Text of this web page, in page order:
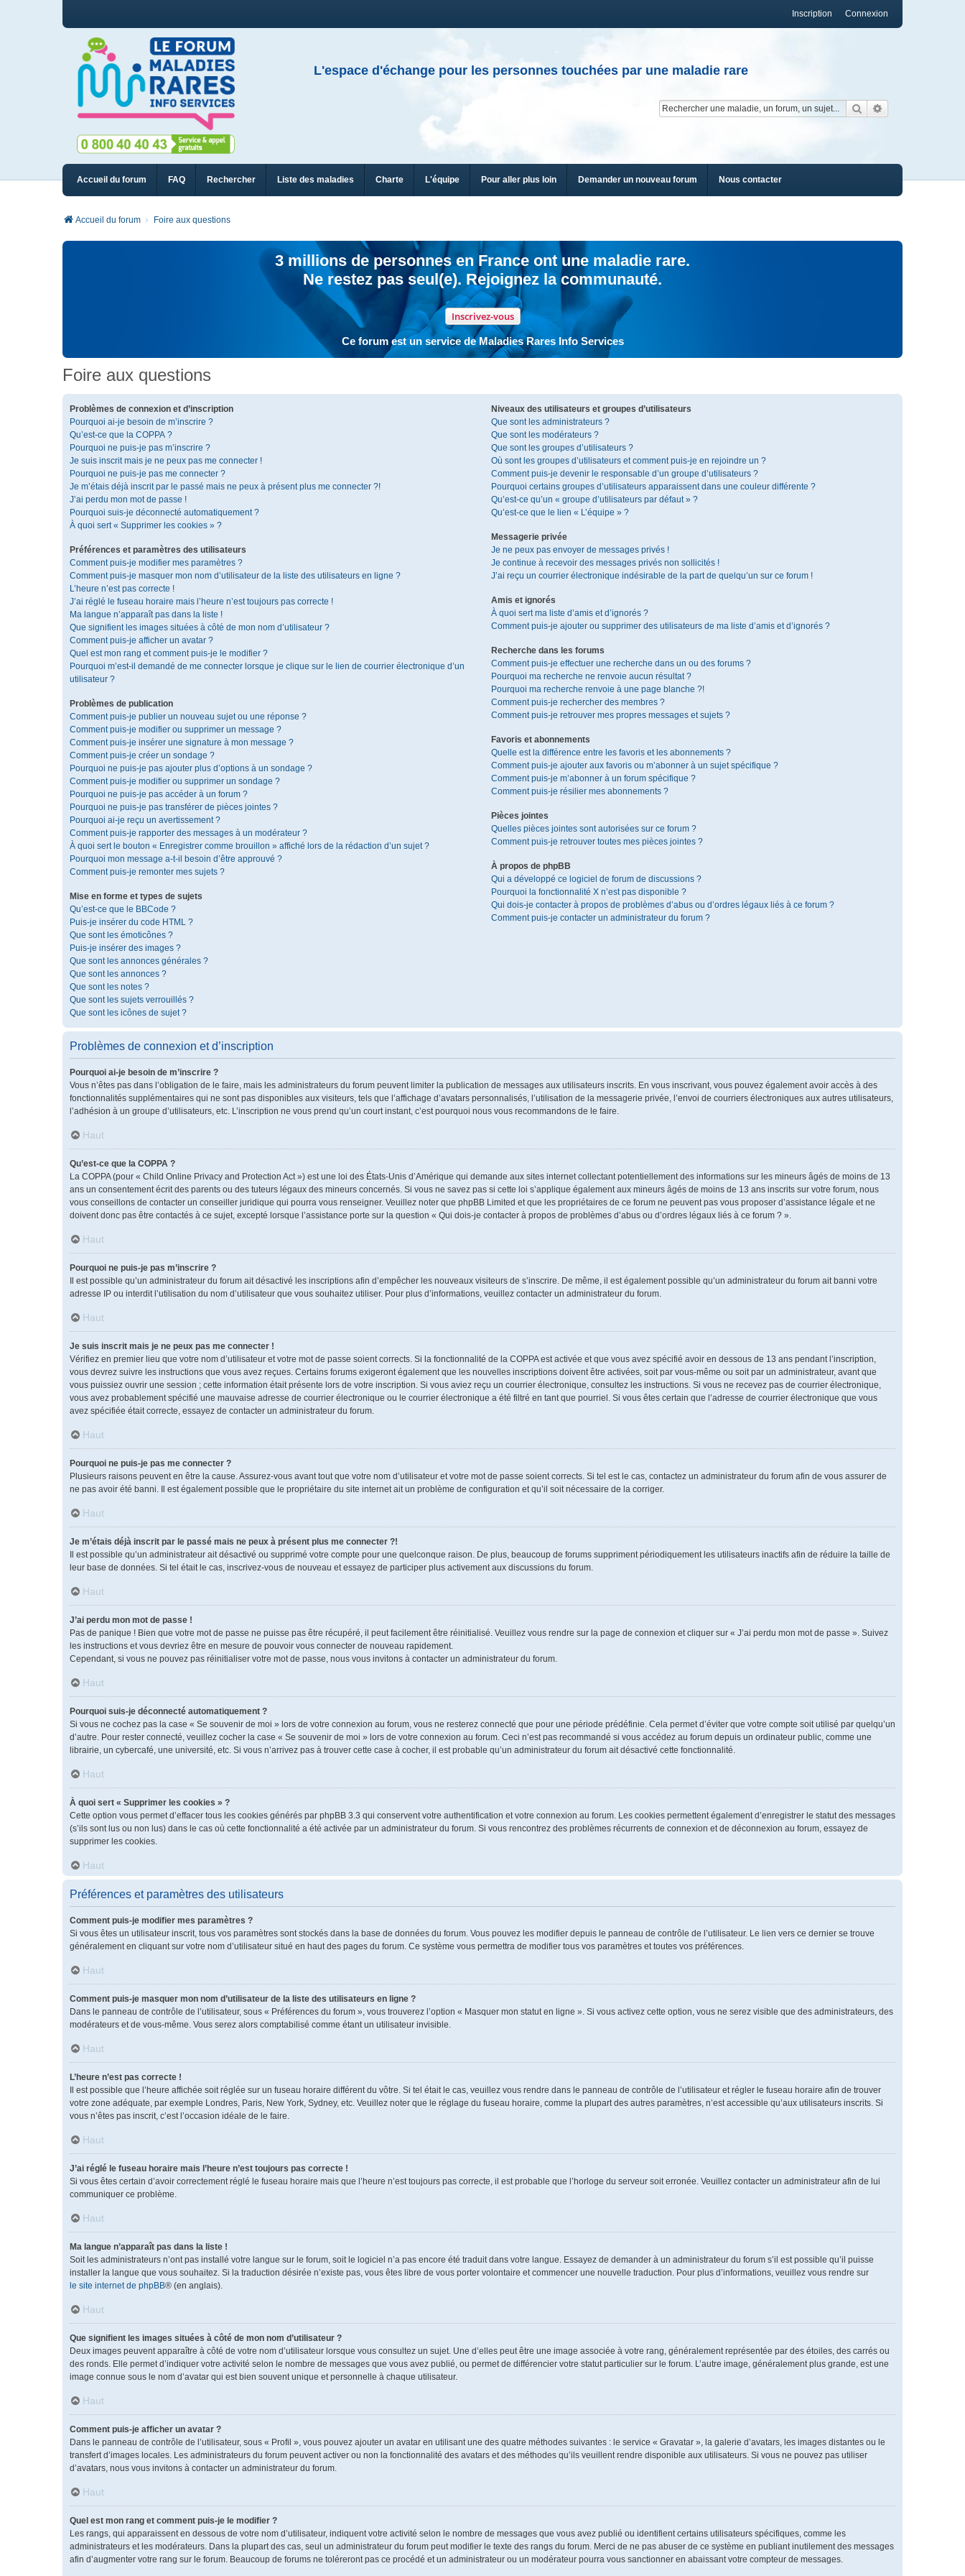
Connexion
Inscription
L'espace d'échange pour les personnes touchées par une maladie rare
Rechercher
Accueil du forum FAQ Rechercher Liste des maladies Charte L'équipe Pour aller plus loin Demander un nouveau forum Nous contacter
Accueil du forum Foire aux questions
3 millions de personnes en France ont une maladie rare.
Ne restez pas seul(e). Rejoignez la communauté.
Inscrivez-vous
Ce forum est un service de Maladies Rares Info Services
Foire aux questions
Problèmes de connexion et d’inscription
Pourquoi ai-je besoin de m’inscrire ?
Qu’est-ce que la COPPA ?
Pourquoi ne puis-je pas m’inscrire ?
Je suis inscrit mais je ne peux pas me connecter !
Pourquoi ne puis-je pas me connecter ?
Je m’étais déjà inscrit par le passé mais ne peux à présent plus me connecter ?!
J’ai perdu mon mot de passe !
Pourquoi suis-je déconnecté automatiquement ?
À quoi sert « Supprimer les cookies » ?
Préférences et paramètres des utilisateurs
Comment puis-je modifier mes paramètres ?
Comment puis-je masquer mon nom d’utilisateur de la liste des utilisateurs en ligne ?
L’heure n’est pas correcte !
J’ai réglé le fuseau horaire mais l’heure n’est toujours pas correcte !
Ma langue n’apparaît pas dans la liste !
Que signifient les images situées à côté de mon nom d’utilisateur ?
Comment puis-je afficher un avatar ?
Quel est mon rang et comment puis-je le modifier ?
Pourquoi m’est-il demandé de me connecter lorsque je clique sur le lien de courrier électronique d’un
utilisateur ?
Problèmes de publication
Comment puis-je publier un nouveau sujet ou une réponse ?
Comment puis-je modifier ou supprimer un message ?
Comment puis-je insérer une signature à mon message ?
Comment puis-je créer un sondage ?
Pourquoi ne puis-je pas ajouter plus d’options à un sondage ?
Comment puis-je modifier ou supprimer un sondage ?
Pourquoi ne puis-je pas accéder à un forum ?
Pourquoi ne puis-je pas transférer de pièces jointes ?
Pourquoi ai-je reçu un avertissement ?
Comment puis-je rapporter des messages à un modérateur ?
À quoi sert le bouton « Enregistrer comme brouillon » affiché lors de la rédaction d’un sujet ?
Pourquoi mon message a-t-il besoin d’être approuvé ?
Comment puis-je remonter mes sujets ?
Mise en forme et types de sujets
Qu’est-ce que le BBCode ?
Puis-je insérer du code HTML ?
Que sont les émoticônes ?
Puis-je insérer des images ?
Que sont les annonces générales ?
Que sont les annonces ?
Que sont les notes ?
Que sont les sujets verrouillés ?
Que sont les icônes de sujet ?
Niveaux des utilisateurs et groupes d’utilisateurs
Que sont les administrateurs ?
Que sont les modérateurs ?
Que sont les groupes d’utilisateurs ?
Où sont les groupes d’utilisateurs et comment puis-je en rejoindre un ?
Comment puis-je devenir le responsable d’un groupe d’utilisateurs ?
Pourquoi certains groupes d’utilisateurs apparaissent dans une couleur différente ?
Qu’est-ce qu’un « groupe d’utilisateurs par défaut » ?
Qu’est-ce que le lien « L’équipe » ?
Messagerie privée
Je ne peux pas envoyer de messages privés !
Je continue à recevoir des messages privés non sollicités !
J’ai reçu un courrier électronique indésirable de la part de quelqu’un sur ce forum !
Amis et ignorés
À quoi sert ma liste d’amis et d’ignorés ?
Comment puis-je ajouter ou supprimer des utilisateurs de ma liste d’amis et d’ignorés ?
Recherche dans les forums
Comment puis-je effectuer une recherche dans un ou des forums ?
Pourquoi ma recherche ne renvoie aucun résultat ?
Pourquoi ma recherche renvoie à une page blanche ?!
Comment puis-je rechercher des membres ?
Comment puis-je retrouver mes propres messages et sujets ?
Favoris et abonnements
Quelle est la différence entre les favoris et les abonnements ?
Comment puis-je ajouter aux favoris ou m’abonner à un sujet spécifique ?
Comment puis-je m’abonner à un forum spécifique ?
Comment puis-je résilier mes abonnements ?
Pièces jointes
Quelles pièces jointes sont autorisées sur ce forum ?
Comment puis-je retrouver toutes mes pièces jointes ?
À propos de phpBB
Qui a développé ce logiciel de forum de discussions ?
Pourquoi la fonctionnalité X n’est pas disponible ?
Qui dois-je contacter à propos de problèmes d’abus ou d’ordres légaux liés à ce forum ?
Comment puis-je contacter un administrateur du forum ?
Problèmes de connexion et d’inscription
Pourquoi ai-je besoin de m’inscrire ?
Vous n’êtes pas dans l’obligation de le faire, mais les administrateurs du forum peuvent limiter la publication de messages aux utilisateurs inscrits. En vous inscrivant, vous pouvez également avoir accès à des
fonctionnalités supplémentaires qui ne sont pas disponibles aux visiteurs, tels que l’affichage d’avatars personnalisés, l’utilisation de la messagerie privée, l’envoi de courriers électroniques aux autres utilisateurs,
l’adhésion à un groupe d’utilisateurs, etc. L’inscription ne vous prend qu’un court instant, c’est pourquoi nous vous recommandons de le faire.
Haut
Qu’est-ce que la COPPA ?
La COPPA (pour « Child Online Privacy and Protection Act ») est une loi des États-Unis d’Amérique qui demande aux sites internet collectant potentiellement des informations sur les mineurs âgés de moins de 13
ans un consentement écrit des parents ou des tuteurs légaux des mineurs concernés. Si vous ne savez pas si cette loi s’applique également aux mineurs âgés de moins de 13 ans inscrits sur votre forum, nous
vous conseillons de contacter un conseiller juridique qui pourra vous renseigner. Veuillez noter que phpBB Limited et que les propriétaires de ce forum ne peuvent pas vous proposer d’assistance légale et ne
doivent donc pas être contactés à ce sujet, excepté lorsque l’assistance porte sur la question « Qui dois-je contacter à propos de problèmes d’abus ou d’ordres légaux liés à ce forum ? ».
Haut
Pourquoi ne puis-je pas m’inscrire ?
Il est possible qu’un administrateur du forum ait désactivé les inscriptions afin d’empêcher les nouveaux visiteurs de s’inscrire. De même, il est également possible qu’un administrateur du forum ait banni votre
adresse IP ou interdit l’utilisation du nom d’utilisateur que vous souhaitez utiliser. Pour plus d’informations, veuillez contacter un administrateur du forum.
Haut
Je suis inscrit mais je ne peux pas me connecter !
Vérifiez en premier lieu que votre nom d’utilisateur et votre mot de passe soient corrects. Si la fonctionnalité de la COPPA est activée et que vous avez spécifié avoir en dessous de 13 ans pendant l’inscription,
vous devrez suivre les instructions que vous avez reçues. Certains forums exigeront également que les nouvelles inscriptions doivent être activées, soit par vous-même ou soit par un administrateur, avant que
vous puissiez ouvrir une session ; cette information était présente lors de votre inscription. Si vous aviez reçu un courrier électronique, consultez les instructions. Si vous ne recevez pas de courrier électronique,
vous avez probablement spécifié une mauvaise adresse de courrier électronique ou le courrier électronique a été filtré en tant que pourriel. Si vous êtes certain que l’adresse de courrier électronique que vous
avez spécifiée était correcte, essayez de contacter un administrateur du forum.
Haut
Pourquoi ne puis-je pas me connecter ?
Plusieurs raisons peuvent en être la cause. Assurez-vous avant tout que votre nom d’utilisateur et votre mot de passe soient corrects. Si tel est le cas, contactez un administrateur du forum afin de vous assurer de
ne pas avoir été banni. Il est également possible que le propriétaire du site internet ait un problème de configuration et qu’il soit nécessaire de la corriger.
Haut
Je m’étais déjà inscrit par le passé mais ne peux à présent plus me connecter ?!
Il est possible qu’un administrateur ait désactivé ou supprimé votre compte pour une quelconque raison. De plus, beaucoup de forums suppriment périodiquement les utilisateurs inactifs afin de réduire la taille de
leur base de données. Si tel était le cas, inscrivez-vous de nouveau et essayez de participer plus activement aux discussions du forum.
Haut
J’ai perdu mon mot de passe !
Pas de panique ! Bien que votre mot de passe ne puisse pas être récupéré, il peut facilement être réinitialisé. Veuillez vous rendre sur la page de connexion et cliquer sur « J’ai perdu mon mot de passe ». Suivez
les instructions et vous devriez être en mesure de pouvoir vous connecter de nouveau rapidement.
Cependant, si vous ne pouvez pas réinitialiser votre mot de passe, nous vous invitons à contacter un administrateur du forum.
Haut
Pourquoi suis-je déconnecté automatiquement ?
Si vous ne cochez pas la case « Se souvenir de moi » lors de votre connexion au forum, vous ne resterez connecté que pour une période prédéfinie. Cela permet d’éviter que votre compte soit utilisé par quelqu’un
d’autre. Pour rester connecté, veuillez cocher la case « Se souvenir de moi » lors de votre connexion au forum. Ceci n’est pas recommandé si vous accédez au forum depuis un ordinateur public, comme une
librairie, un cybercafé, une université, etc. Si vous n’arrivez pas à trouver cette case à cocher, il est probable qu’un administrateur du forum ait désactivé cette fonctionnalité.
Haut
À quoi sert « Supprimer les cookies » ?
Cette option vous permet d’effacer tous les cookies générés par phpBB 3.3 qui conservent votre authentification et votre connexion au forum. Les cookies permettent également d’enregistrer le statut des messages
(s’ils sont lus ou non lus) dans le cas où cette fonctionnalité a été activée par un administrateur du forum. Si vous rencontrez des problèmes récurrents de connexion et de déconnexion au forum, essayez de
supprimer les cookies.
Haut
Préférences et paramètres des utilisateurs
Comment puis-je modifier mes paramètres ?
Si vous êtes un utilisateur inscrit, tous vos paramètres sont stockés dans la base de données du forum. Vous pouvez les modifier depuis le panneau de contrôle de l’utilisateur. Le lien vers ce dernier se trouve
généralement en cliquant sur votre nom d’utilisateur situé en haut des pages du forum. Ce système vous permettra de modifier tous vos paramètres et toutes vos préférences.
Haut
Comment puis-je masquer mon nom d’utilisateur de la liste des utilisateurs en ligne ?
Dans le panneau de contrôle de l’utilisateur, sous « Préférences du forum », vous trouverez l’option « Masquer mon statut en ligne ». Si vous activez cette option, vous ne serez visible que des administrateurs, des
modérateurs et de vous-même. Vous serez alors comptabilisé comme étant un utilisateur invisible.
Haut
L’heure n’est pas correcte !
Il est possible que l’heure affichée soit réglée sur un fuseau horaire différent du vôtre. Si tel était le cas, veuillez vous rendre dans le panneau de contrôle de l’utilisateur et régler le fuseau horaire afin de trouver
votre zone adéquate, par exemple Londres, Paris, New York, Sydney, etc. Veuillez noter que le réglage du fuseau horaire, comme la plupart des autres paramètres, n’est accessible qu’aux utilisateurs inscrits. Si
vous n’êtes pas inscrit, c’est l’occasion idéale de le faire.
Haut
J’ai réglé le fuseau horaire mais l’heure n’est toujours pas correcte !
Si vous êtes certain d’avoir correctement réglé le fuseau horaire mais que l’heure n’est toujours pas correcte, il est probable que l’horloge du serveur soit erronée. Veuillez contacter un administrateur afin de lui
communiquer ce problème.
Haut
Ma langue n’apparaît pas dans la liste !
Soit les administrateurs n’ont pas installé votre langue sur le forum, soit le logiciel n’a pas encore été traduit dans votre langue. Essayez de demander à un administrateur du forum s’il est possible qu’il puisse
installer la langue que vous souhaitez. Si la traduction désirée n’existe pas, vous êtes libre de vous porter volontaire et commencer une nouvelle traduction. Pour plus d’informations, veuillez vous rendre sur
le site internet de phpBB® (en anglais).
Haut
Que signifient les images situées à côté de mon nom d’utilisateur ?
Deux images peuvent apparaître à côté de votre nom d’utilisateur lorsque vous consultez un sujet. Une d’elles peut être une image associée à votre rang, généralement représentée par des étoiles, des carrés ou
des ronds. Elle permet d’indiquer votre activité selon le nombre de messages que vous avez publié, ou permet de différencier votre statut particulier sur le forum. L’autre image, généralement plus grande, est une
image connue sous le nom d’avatar qui est bien souvent unique et personnelle à chaque utilisateur.
Haut
Comment puis-je afficher un avatar ?
Dans le panneau de contrôle de l’utilisateur, sous « Profil », vous pouvez ajouter un avatar en utilisant une des quatre méthodes suivantes : le service « Gravatar », la galerie d’avatars, les images distantes ou le
transfert d’images locales. Les administrateurs du forum peuvent activer ou non la fonctionnalité des avatars et des méthodes qu’ils veuillent rendre disponible aux utilisateurs. Si vous ne pouvez pas utiliser
d’avatars, nous vous invitons à contacter un administrateur du forum.
Haut
Quel est mon rang et comment puis-je le modifier ?
Les rangs, qui apparaissent en dessous de votre nom d’utilisateur, indiquent votre activité selon le nombre de messages que vous avez publié ou identifient certains utilisateurs spécifiques, comme les
administrateurs et les modérateurs. Dans la plupart des cas, seul un administrateur du forum peut modifier le texte des rangs du forum. Merci de ne pas abuser de ce système en publiant inutilement des messages
afin d’augmenter votre rang sur le forum. Beaucoup de forums ne toléreront pas ce procédé et un administrateur ou un modérateur pourra vous sanctionner en abaissant votre compteur de messages.